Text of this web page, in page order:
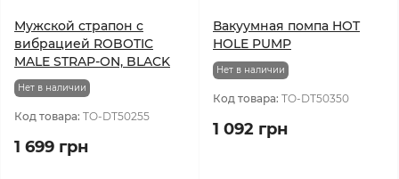
Мужской страпон с
вибрацией ROBOTIC
MALE STRAP-ON, BLACK
Нет в наличии
Код товара: TO-DT50255
1 699 грн
Вакуумная помпа HOT
HOLE PUMP
Нет в наличии
Код товара: TO-DT50350
1 092 грн